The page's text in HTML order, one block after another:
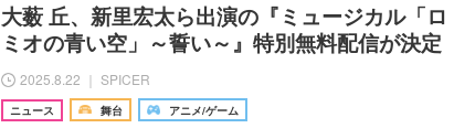
大薮 丘、新里宏太ら出演の『ミュージカル「ロ
ミオの青い空」～誓い～』特別無料配信が決定
2025.8.22 ｜ SPICER
ニュース 舞台 アニメ/ゲーム